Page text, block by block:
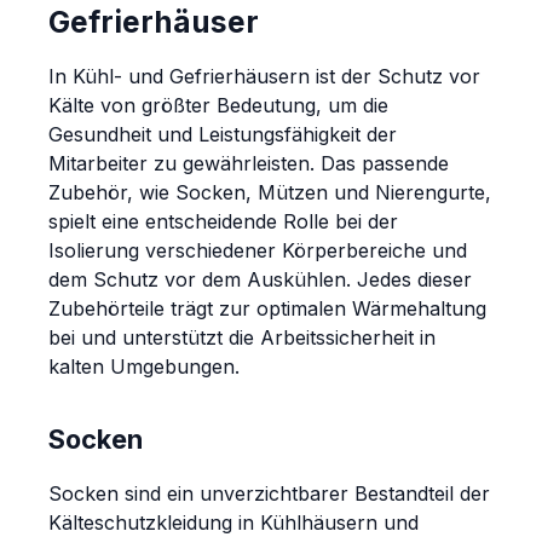
Gefrierhäuser
In Kühl- und Gefrierhäusern ist der Schutz vor
Kälte von größter Bedeutung, um die
Gesundheit und Leistungsfähigkeit der
Mitarbeiter zu gewährleisten. Das passende
Zubehör, wie Socken, Mützen und Nierengurte,
spielt eine entscheidende Rolle bei der
Isolierung verschiedener Körperbereiche und
dem Schutz vor dem Auskühlen. Jedes dieser
Zubehörteile trägt zur optimalen Wärmehaltung
bei und unterstützt die Arbeitssicherheit in
kalten Umgebungen.
Socken
Socken sind ein unverzichtbarer Bestandteil der
Kälteschutzkleidung in Kühlhäusern und